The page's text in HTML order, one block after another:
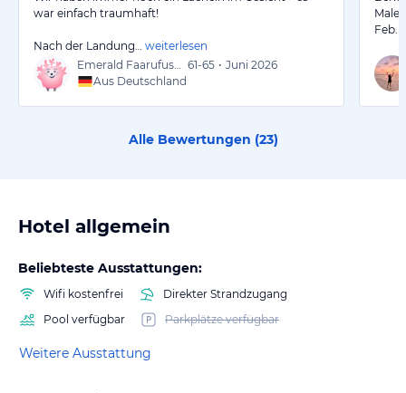
war einfach traumhaft!
Nach der Landung…
weiterlesen
61-65 • Juni 2026
Aus Deutschland
Alle Bewertungen (23)
Hotel allgemein
Beliebteste Ausstattungen:
Wifi kostenfrei
Direkter Strandzugang
Pool verfügbar
Parkplätze verfügbar
Weitere Ausstattung